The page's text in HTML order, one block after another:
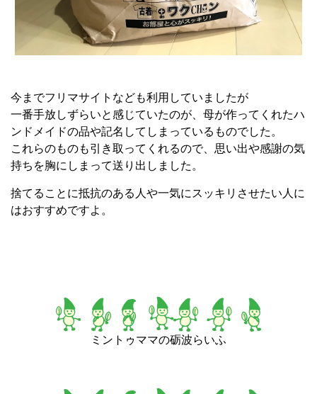
今までフリマサイトなども利用していましたが
一番手放しずらいと感じていたのが、母が作ってくれたハ
ンドメイドの品や記名してしまっているものでした。
これらのものも引き取ってくれるので、思い出や感謝の気
持ちを胸にしまって送り出しました。
捨てることに抵抗のある人や一気にスッキリさせたい人に
はおすすめですよ。
ミントゥママの砺波らいふ